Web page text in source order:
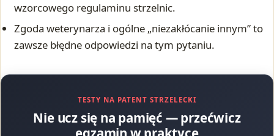
wzorcowego regulaminu strzelnic.
Zgoda weterynarza i ogólne „niezakłócanie innym” to
zawsze błędne odpowiedzi na tym pytaniu.
TESTY NA PATENT STRZELECKI
Nie ucz się na pamięć — przećwicz